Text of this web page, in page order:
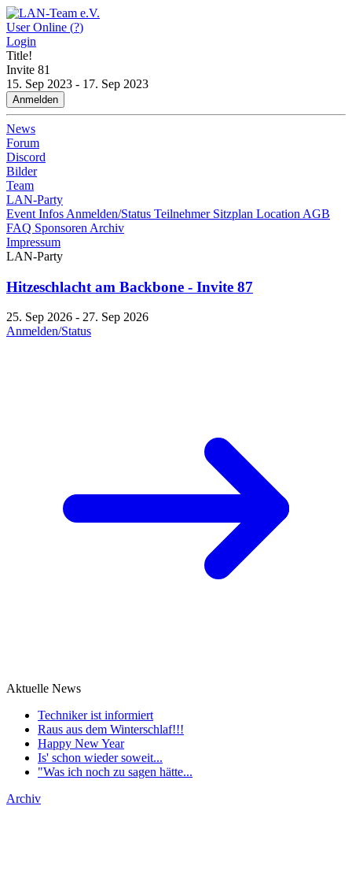
User Online (?)
Login
Title!
Invite 81
15. Sep 2023 - 17. Sep 2023
Anmelden
News
Forum
Discord
Bilder
Team
LAN-Party
Event Infos Anmelden/Status Teilnehmer Sitzplan Location AGB
FAQ Sponsoren Archiv
Impressum
LAN-Party
Hitzeschlacht am Backbone - Invite 87
25. Sep 2026 - 27. Sep 2026
Anmelden/Status
Aktuelle News
Techniker ist informiert
Raus aus dem Winterschlaf!!!
Happy New Year
Is' schon wieder soweit...
"Was ich noch zu sagen hätte...
Archiv